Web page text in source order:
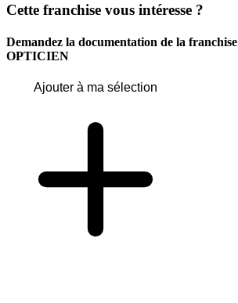
Cette franchise vous intéresse ?
Demandez la documentation de la franchise
OPTICIEN
Ajouter à ma sélection